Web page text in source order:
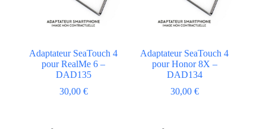
Adaptateur SeaTouch 4
pour RealMe 6 –
DAD135
30,00 €
Adaptateur SeaTouch 4
pour Honor 8X –
DAD134
30,00 €